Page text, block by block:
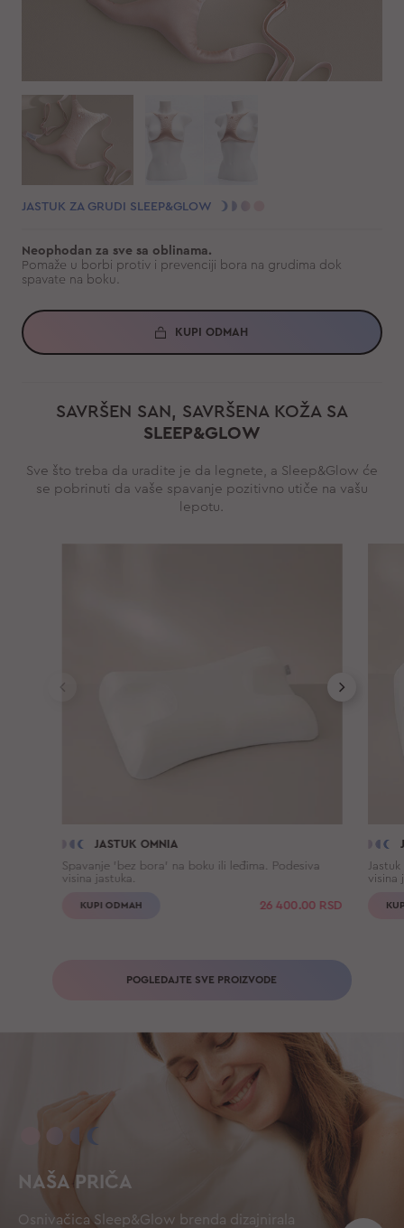
JASTUK ZA GRUDI SLEEP&GLOW
Neophodan za sve sa oblinama.
Pomaže u borbi protiv i prevenciji bora na grudima dok
spavate na boku.
KUPI ODMAH
SAVRŠEN SAN, SAVRŠENA KOŽA SA
SLEEP&GLOW
Sve što treba da uradite je da legnete, a Sleep&Glow će
se pobrinuti da vaše spavanje pozitivno utiče na vašu
lepotu.
JASTUK OMNIA
Spavanje 'bez bora' na boku ili leđima. Podesiva
visina jastuka.
KUPI ODMAH 26 400.00 RSD
visina
POGLEDAJTE SVE PROIZVODE
NAŠA PRIČA
Osnivačica Sleep&Glow brenda dizajnirala